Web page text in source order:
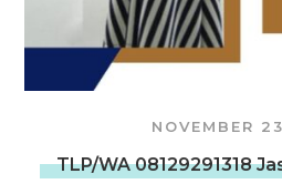
NOVEMBER
TLP/WA 08129291318